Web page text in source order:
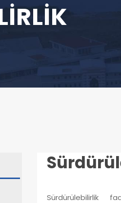
Sürdürülebilirlik